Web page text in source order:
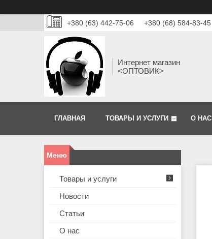
+380 (63) 442-75-06 +380 (68) 584-83-45
Интернет магазин
<ОПТОВИК>
ГЛАВНАЯ ТОВАРЫ И УСЛУГИ О НАС
Товары и услуги
Новости
Статьи
О нас